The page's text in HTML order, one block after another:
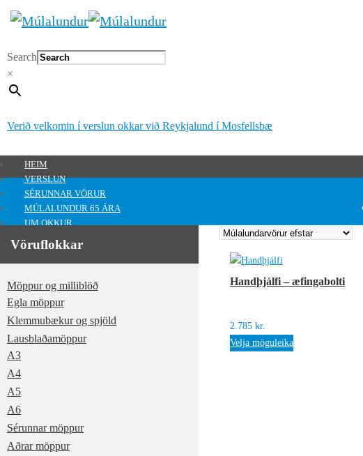
Search
×
Verið velkomin í verslun okkar við Reykjalund í Mosfellsbæ
HEIM
VERSLUN
SÉRUNNAR VÖRUR
MÚLALUNDUR 65 ÁRA
UM OKKUR
HAFA SAMBAND
MITT SVÆÐI
0kr.
Handþjálfi – æfingabolti
2.785 kr.
Velja möguleika
Vöruflokkar
Möppur og milliblöð
Egla möppur
Klemmubækur og spjöld
Lausblaðamöppur
A3
A4
A5
A6
Sérunnar möppur
Aðrar möppur